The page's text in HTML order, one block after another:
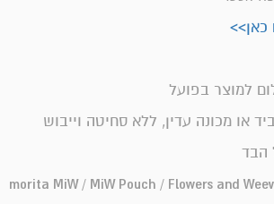
למוצר בפועל
או מכונה עדין, ללא סחיטה וייבוש
הבד
morita MiW / MiW Pouch / Flowers and